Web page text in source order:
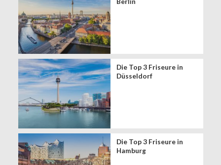
Die Top 3 Friseure in
Düsseldorf
Die Top 3 Friseure in
Hamburg